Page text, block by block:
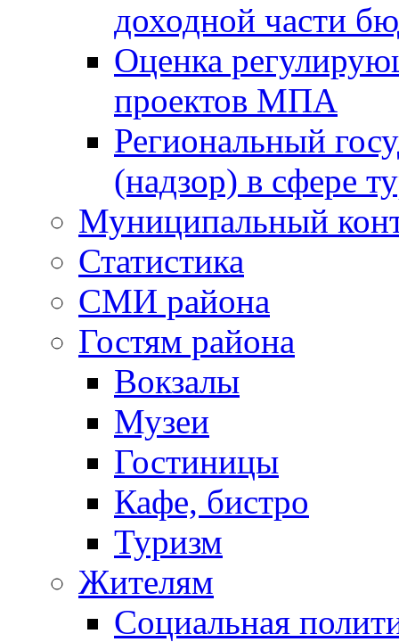
доходной части
Оценка
проектов МПА
Региональный
(надзор) в сфере
Муниципальный
Статистика
СМИ района
Гостям района
Вокзалы
Музеи
Гостиницы
Кафе, бистро
Туризм
Жителям
Социальная